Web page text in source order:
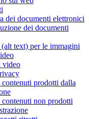
dei documenti elettronici
dei documenti
text) per le immagini
video
prodotti dalla
non prodotti